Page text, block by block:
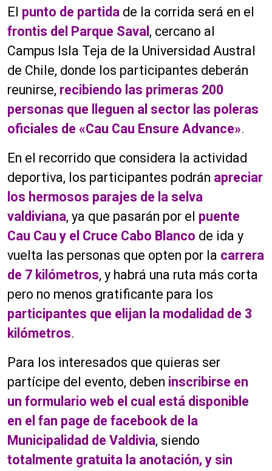
El punto de partida de la corrida será en el
frontis del Parque Saval , cercano al
Campus Isla Teja de la Universidad Austral
de Chile, donde los participantes deberán
reunirse, recibiendo las primeras 200
personas que lleguen al sector las poleras
oficiales de «Cau Cau Ensure Advance».
En el recorrido que considera la actividad
deportiva, los participantes podrán apreciar
los hermosos parajes de la selva
valdiviana, ya que pasarán por el puente
Cau Cau y el Cruce Cabo Blanco de ida y
vuelta las personas que opten por la carrera
de 7 kilómetros, y habrá una ruta más corta
pero no menos gratificante para los
participantes que elijan la modalidad de 3
kilómetros.
Para los interesados que quieras ser
partícipe del evento, deben inscribirse en
un formulario web el cual está disponible
en el fan page de facebook de la
Municipalidad de Valdivia, siendo
totalmente gratuita la anotación, y sin